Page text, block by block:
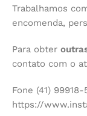
Trabalhamos
encomenda,
Para obter
contato com o
Fone (41) 99918-
https://